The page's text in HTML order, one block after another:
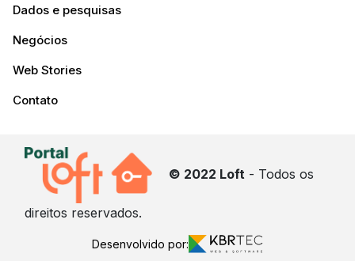
Dados e pesquisas
Negócios
Web Stories
Contato
© 2022 Loft - Todos os
direitos reservados.
Desenvolvido por: